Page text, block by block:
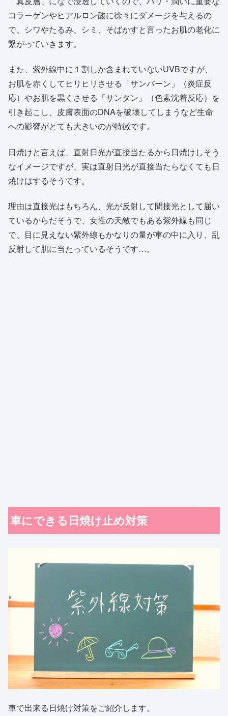
コラーゲンやヒアルロン酸に徐々にダメージを与えるの
で、シワやたるみ、シミ、そばかすと言ったお肌の老化に
繋がっていきます。
また、紫外線中に１割しか含まれていないUVBですが、
お肌を赤くしてヒリヒリさせる「サンバーン」（炎症反
応）やお肌を黒くさせる「サンタン」（色素沈着反応）を
引き起こし、皮膚表面のDNAを破壊してしまうなど生命
への影響がとても大きいのが特徴です。
日焼けと言えば、直射日光が直接当たるから日焼けしそう
なイメージですが、実は直射日光が直接当たらなくても日
焼けはするそうです。
理由は直接光はもちろん、光が反射して間接光として届い
ているからだそうで、女性の天敵でもある紫外線も同じ
で、目に見えない紫外線もかなりの量が車の中に入り、乱
反射して肌に当たっているそうです…。
車にできる日焼け止め対策
車で出来る日焼け対策をご紹介します。